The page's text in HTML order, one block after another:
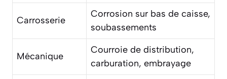
Carrosserie
Corrosion sur bas de caisse,
soubassements
Mécanique
Courroie de distribution,
carburation, embrayage